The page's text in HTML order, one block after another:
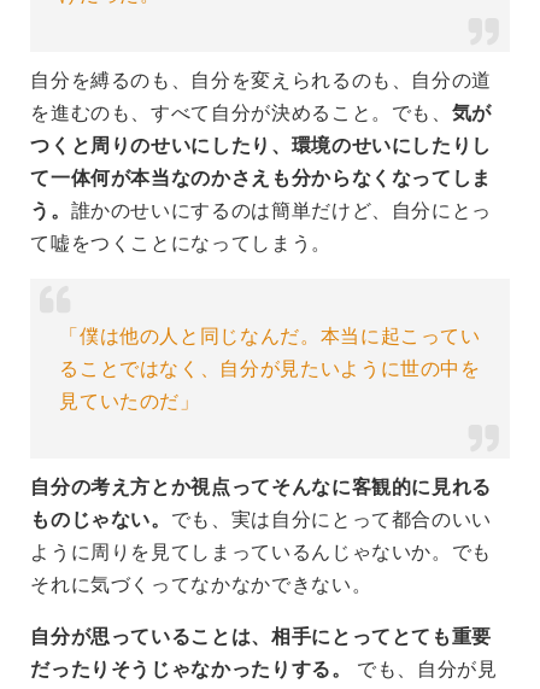
自分を縛るのも、自分を変えられるのも、自分の道
を進むのも、すべて自分が決めること。でも、 気が
つくと周りのせいにしたり、環境のせいにしたりし
て一体何が本当なのかさえも分からなくなってしま
う。 誰かのせいにするのは簡単だけど、自分にとっ
て嘘をつくことになってしまう。
「僕は他の人と同じなんだ。本当に起こってい
ることではなく、自分が見たいように世の中を
見ていたのだ」
自分の考え方とか視点ってそんなに客観的に見れる
ものじゃない。 でも、実は自分にとって都合のいい
ように周りを見てしまっているんじゃないか。でも
それに気づくってなかなかできない。
自分が思っていることは、相手にとってとても重要
だったりそうじゃなかったりする。
でも、自分が見